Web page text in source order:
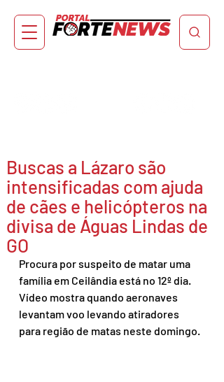
Buscas a Lázaro são
intensificadas com ajuda
de cães e helicópteros na
divisa de Águas Lindas de
GO
Procura por suspeito de matar uma
família em Ceilândia está no 12º dia.
Vídeo mostra quando aeronaves
levantam voo levando atiradores
para região de matas neste domingo.